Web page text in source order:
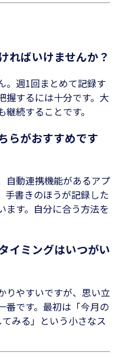
ればいけませんか？
。週1回まとめて記録す
握するには十分です。大
続することです。
らがおすすめです
自動連携機能があるアプ
手書きのほうが記録した
ます。自分に合う方法を
イミングはいつがい
りやすいですが、思い立
番です。最初は「今月の
みる」という小さなス